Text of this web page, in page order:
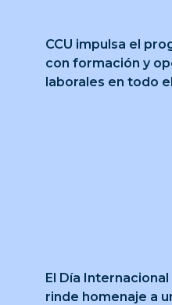
CCU impulsa el
con formación y
laborales en todo
El Día
rinde homenaje a